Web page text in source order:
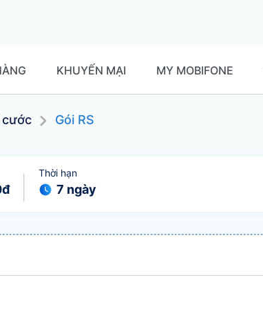
KHUYẾN MẠI MY MOBIFONE
cước Gói RS
đ
Thời hạn
7 ngày